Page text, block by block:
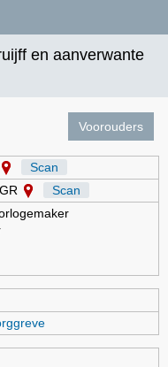
en aanverwante
Voorouders
Scan
Scan